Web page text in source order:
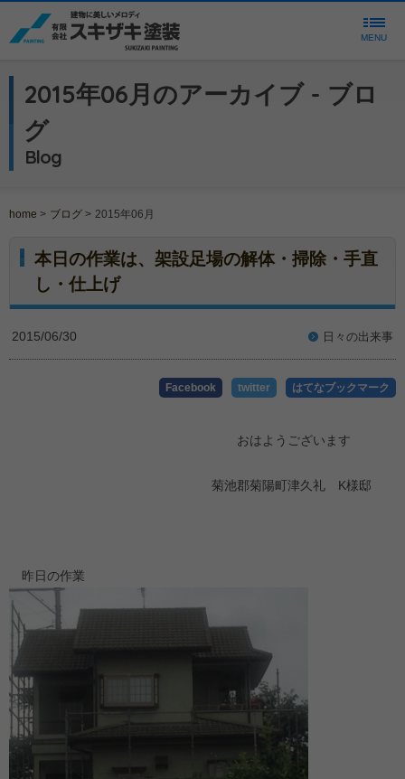
MENU
2015年06月のアーカイブ - ブロ
グ
Blog
home > ブログ > 2015年06月
本日の作業は、架設足場の解体・掃除・手直
し・仕上げ
2015/06/30 日々の出来事
Facebook twitter はてなブックマーク
おはようございます
菊池郡菊陽町津久礼 K様邸
昨日の作業